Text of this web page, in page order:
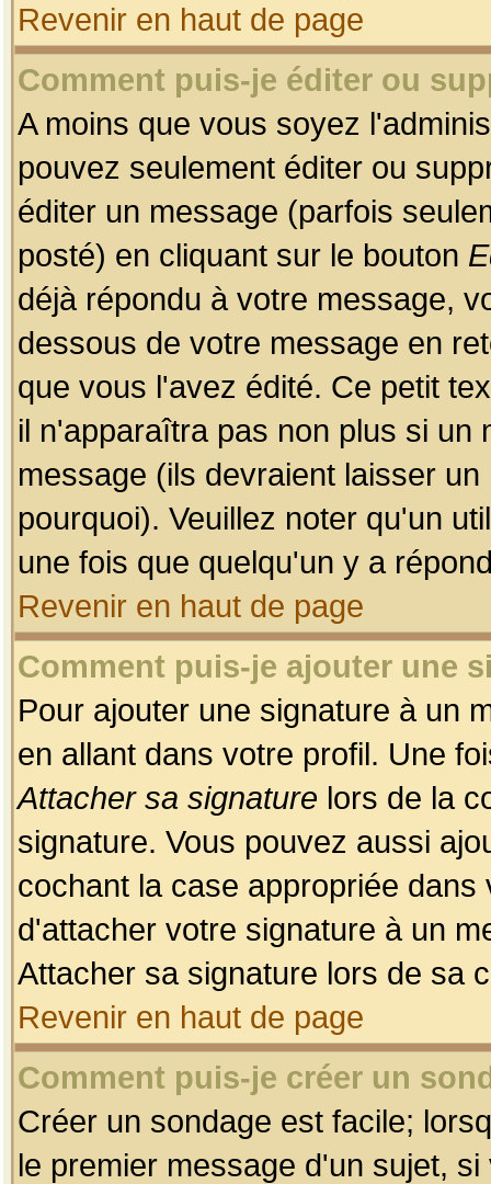
Revenir en haut de page
Comment puis-je éditer ou
A moins que vous soyez
pouvez seulement éditer ou
éditer un message (parfois
posté) en cliquant sur le bouton
déjà répondu à votre message,
dessous de votre message en
que vous l'avez édité. Ce petit
il n'apparaîtra pas non plus si un
message (ils devraient laisser
pourquoi). Veuillez noter qu'un
une fois que quelqu'un y a
Revenir en haut de page
Comment puis-je ajouter une
Pour ajouter une signature à un
en allant dans votre profil. Une
Attacher sa signature lors de la
signature. Vous pouvez aussi
cochant la case appropriée
d'attacher votre signature à un
Attacher sa signature lors de sa
Revenir en haut de page
Comment puis-je créer un
Créer un sondage est facile;
le premier message d'un sujet,